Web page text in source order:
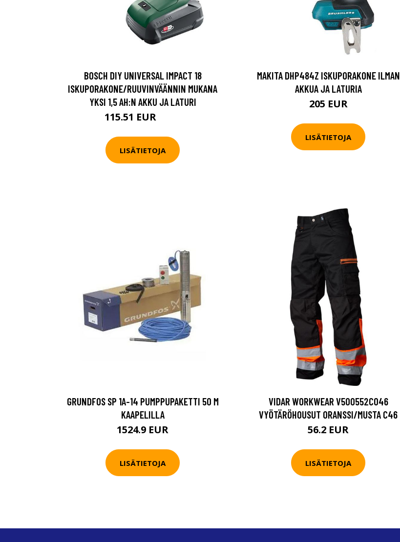
BOSCH DIY UNIVERSAL IMPACT 18
ISKUPORAKONE/RUUVINVÄÄNNIN MUKANA
YKSI 1,5 AH:N AKKU JA LATURI
115.51 EUR
LISÄTIETOJA
MAKITA DHP484Z ISKUPORAKONE ILMAN
AKKUA JA LATURIA
205 EUR
LISÄTIETOJA
GRUNDFOS SP 1A-14 PUMPPUPAKETTI 50 M
KAAPELILLA
1524.9 EUR
LISÄTIETOJA
VIDAR WORKWEAR V500552C046
VYÖTÄRÖHOUSUT ORANSSI/MUSTA C46
56.2 EUR
LISÄTIETOJA